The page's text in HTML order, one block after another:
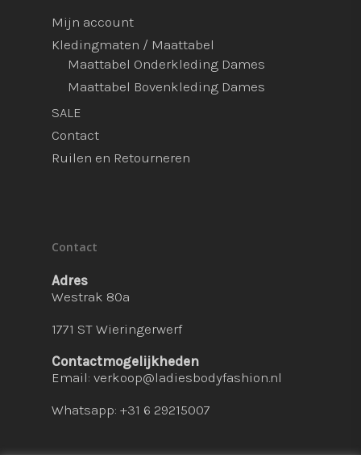
Mijn account
Kledingmaten / Maattabel
Maattabel Onderkleding Dames
Maattabel Bovenkleding Dames
SALE
Contact
Ruilen en Retourneren
Contact
Adres
Westrak 80a
1771 ST Wieringerwerf
Contactmogelijkheden
Email: verkoop@ladiesbodyfashion.nl
Whatsapp: +31 6 29215007